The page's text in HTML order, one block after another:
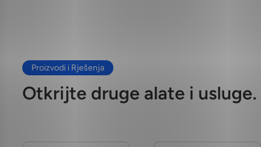
Proizvodi i Rješenja
Otkrijte druge alate i usluge.